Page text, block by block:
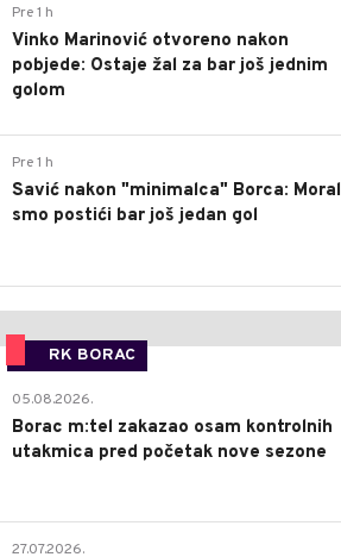
Pre 1 h
Vinko Marinović otvoreno nakon
pobjede: Ostaje žal za bar još jednim
golom
Pre 1 h
Savić nakon "minimalca" Borca:
smo postići bar još jedan gol
RK BORAC
05.08.2026.
Borac m:tel zakazao osam kontrolnih
utakmica pred početak nove sezone
27.07.2026.